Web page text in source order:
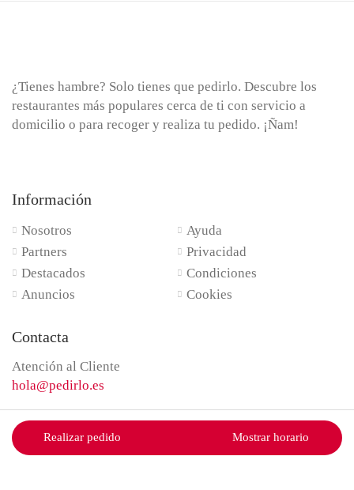
¿Tienes hambre? Solo tienes que pedirlo. Descubre los
restaurantes más populares cerca de ti con servicio a
domicilio o para recoger y realiza tu pedido. ¡Ñam!
Información
Nosotros
Partners
Destacados
Anuncios
Ayuda
Privacidad
Condiciones
Cookies
Contacta
Atención al Cliente
hola@pedirlo.es
Realizar pedido Mostrar horario